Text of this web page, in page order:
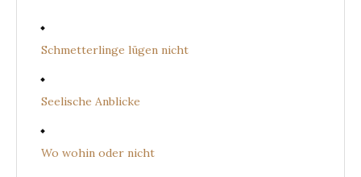
Schmetterlinge lügen nicht
Seelische Anblicke
Wo wohin oder nicht